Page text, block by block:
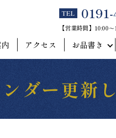
TEL
【営業時間】10:00
アクセス お品書き
ダー更新